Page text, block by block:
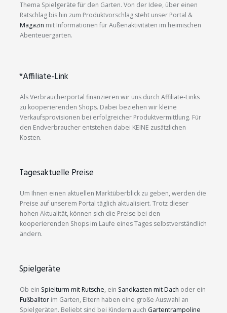
Thema Spielgeräte für den Garten. Von der Idee, über einen
Ratschlag bis hin zum Produktvorschlag steht unser Portal &
Magazin mit Informationen für Außenaktivitäten im heimischen
Abenteuergarten.
*Affiliate-Link
Als Verbraucherportal finanzieren wir uns durch Affiliate-Links
zu kooperierenden Shops. Dabei beziehen wir kleine
Verkaufsprovisionen bei erfolgreicher Produktvermittlung. Für
den Endverbraucher entstehen dabei KEINE zusätzlichen
Kosten.
Tagesaktuelle Preise
Um Ihnen einen aktuellen Marktüberblick zu geben, werden die
Preise auf unserem Portal täglich aktualisiert. Trotz dieser
hohen Aktualität, können sich die Preise bei den
kooperierenden Shops im Laufe eines Tages selbstverständlich
ändern.
Spielgeräte
Ob ein Spielturm mit Rutsche, ein Sandkasten mit Dach oder ein
Fußballtor im Garten, Eltern haben eine große Auswahl an
Spielgeräten. Beliebt sind bei Kindern auch Gartentrampoline